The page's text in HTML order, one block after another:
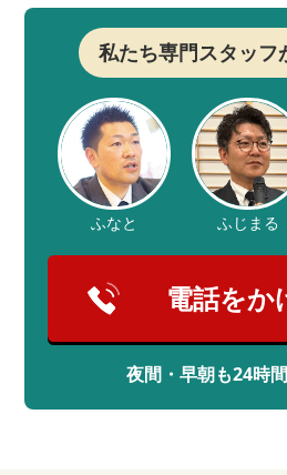
私たち専門スタッフ
ふなと ふじまる
電話をか
夜間・早朝も24時